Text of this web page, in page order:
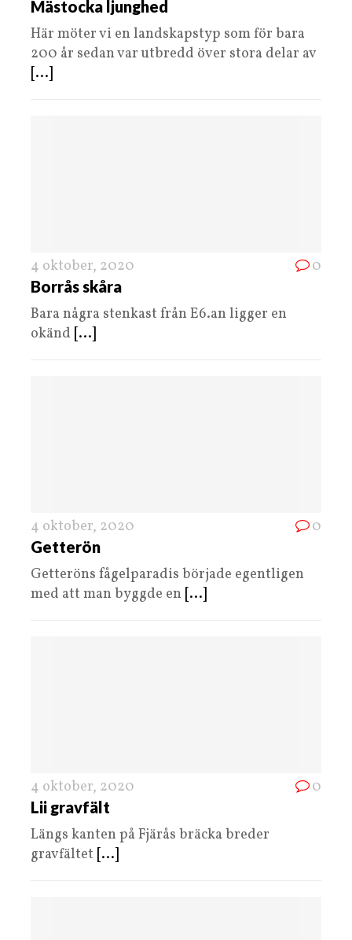
Mästocka ljunghed
Här möter vi en landskapstyp som för bara
200 år sedan var utbredd över stora delar av
[...]
4 oktober, 2020 0
Borrås skåra
Bara några stenkast från E6.an ligger en
okänd [...]
4 oktober, 2020 0
Getterön
Getteröns fågelparadis började egentligen
med att man byggde en [...]
4 oktober, 2020 0
Lii gravfält
Längs kanten på Fjärås bräcka breder
gravfältet [...]